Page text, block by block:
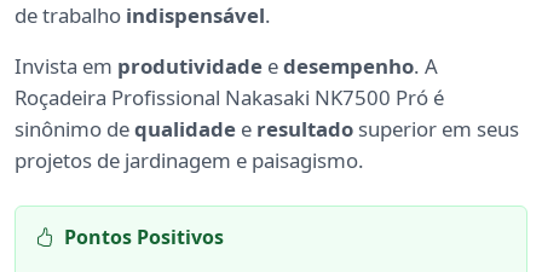
de trabalho indispensável.
Invista em produtividade edesempenho. A
Roçadeira Profissional Nakasaki NK7500 Pró é
sinônimo dequalidade e resultado superior em seus
projetos de jardinagem e paisagismo.
Pontos Positivos